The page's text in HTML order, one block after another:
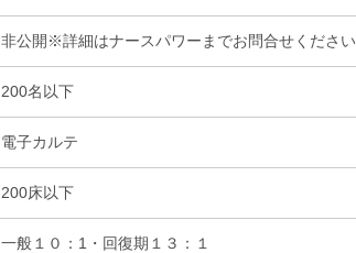
非公開※詳細はナースパワーまでお問合せください
200名以下
電子カルテ
200床以下
一般１０：1・回復期１３：１